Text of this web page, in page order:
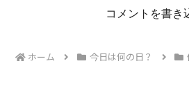
コメントを書き
ホーム 今日は何の日？